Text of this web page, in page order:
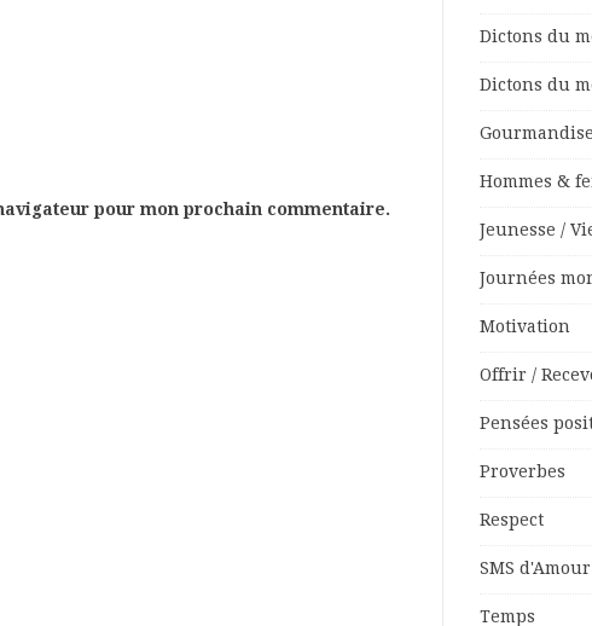
pour mon prochain commentaire.
Dictons du
Dictons du
Gourmandise
Hommes &
Jeunesse /
Journées
Motivation
Offrir /
Pensées
Proverbes
Respect
SMS d'Amour
Temps